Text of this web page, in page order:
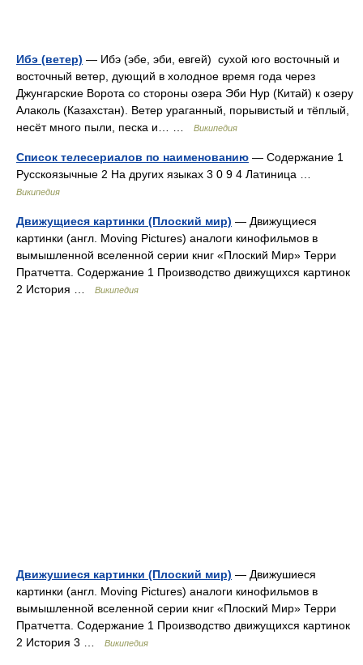
Ибэ (ветер) — Ибэ (эбе, эби, евгей) сухой юго восточный и
восточный ветер, дующий в холодное время года через
Джунгарские Ворота со стороны озера Эби Нур (Китай) к озеру
Алаколь (Казахстан). Ветер ураганный, порывистый и тёплый,
несёт много пыли, песка и… …
Википедия
Список телесериалов по наименованию — Содержание 1
Русскоязычные 2 На других языках 3 0 9 4 Латиница …
Википедия
Движущиеся картинки (Плоский мир) — Движущиеся
картинки (англ. Moving Pictures) аналоги кинофильмов в
вымышленной вселенной серии книг «Плоский Мир» Терри
Пратчетта. Содержание 1 Производство движущихся картинок
2 История …
Википедия
Движушиеся картинки (Плоский мир) — Движушиеся
картинки (англ. Moving Pictures) аналоги кинофильмов в
вымышленной вселенной серии книг «Плоский Мир» Терри
Пратчетта. Содержание 1 Производство движущихся картинок
2 История 3 …
Википедия